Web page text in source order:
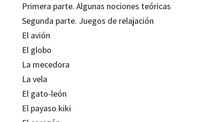
Primera parte. Algunas nociones teóricas
Segunda parte. Juegos de relajación
El avión
El globo
La mecedora
La vela
El gato-león
El payaso kiki